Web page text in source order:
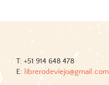
T: +51 914 648 478
E: librerodeviejo@gmail.com